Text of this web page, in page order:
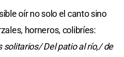
oír no solo el canto sino
horneros, colibríes:
solitarios/ Del patio al río,/ de